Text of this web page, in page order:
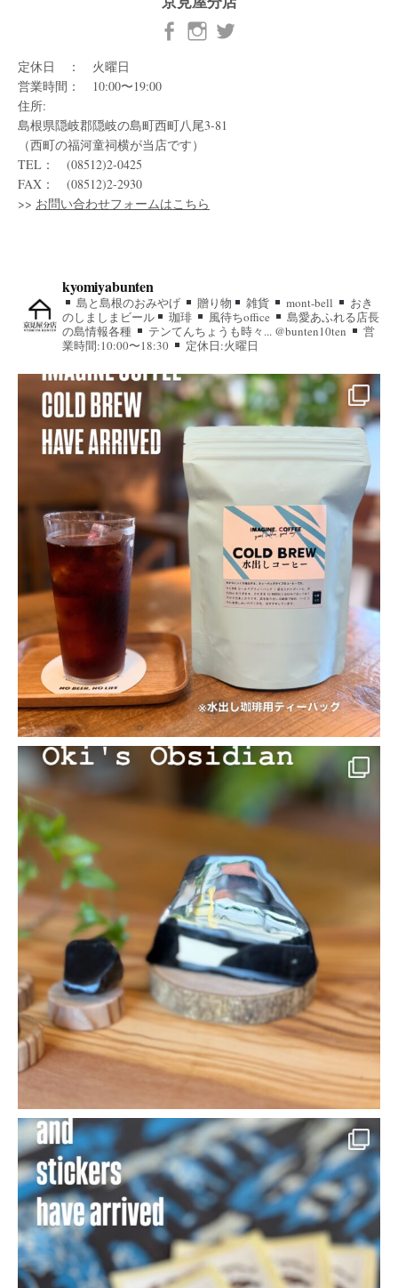
定休日 ： 火曜日
営業時間： 10:00〜19:00
住所:
島根県隠岐郡隠岐の島町西町八尾3-81
（西町の福河童祠横が当店です）
TEL： (08512)2-0425
FAX： (08512)2-2930
>> お問い合わせフォームはこちら
kyomiyabunten
島と島根のおみやげ 贈り物 雑貨 mont-bell
おき
のしましまビール
珈琲 風待ちoffice
島愛あふれる店長
の島情報各種
テンてんちょうも時々... @bunten10ten
営
業時間:10:00〜18:30
定休日:火曜日